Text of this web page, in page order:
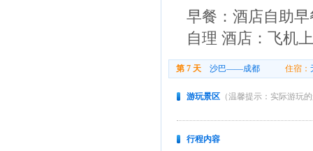
早餐：酒店自助
自理 酒店：飞机
第 7 天 沙巴——成都 住宿：
游玩景区 （温馨提示：实际游玩
行程内容